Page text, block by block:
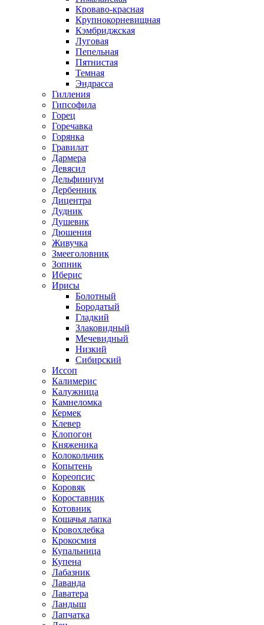
Кроваво-красная
Крупнокорневищная
Кэмбриджская
Луговая
Пепельная
Пятнистая
Темная
Эндрасса
Гилления
Гипсофила
Горец
Горечавка
Горянка
Гравилат
Дармера
Девясил
Дельфиниум
Дербенник
Дицентра
Дудник
Душевик
Дюшения
Живучка
Змееголовник
Зопник
Иберис
Ирисы
Болотный
Бородатый
Гладкий
Злаковидный
Мечевидный
Низкий
Сибирский
Иссоп
Калимерис
Калужница
Камнеломка
Кермек
Клевер
Клопогон
Княженика
Колокольчик
Копытень
Кореопсис
Коровяк
Короставник
Котовник
Кошачья лапка
Кровохлебка
Крокосмия
Купальница
Купена
Лабазник
Лаванда
Лаватера
Ландыш
Лапчатка